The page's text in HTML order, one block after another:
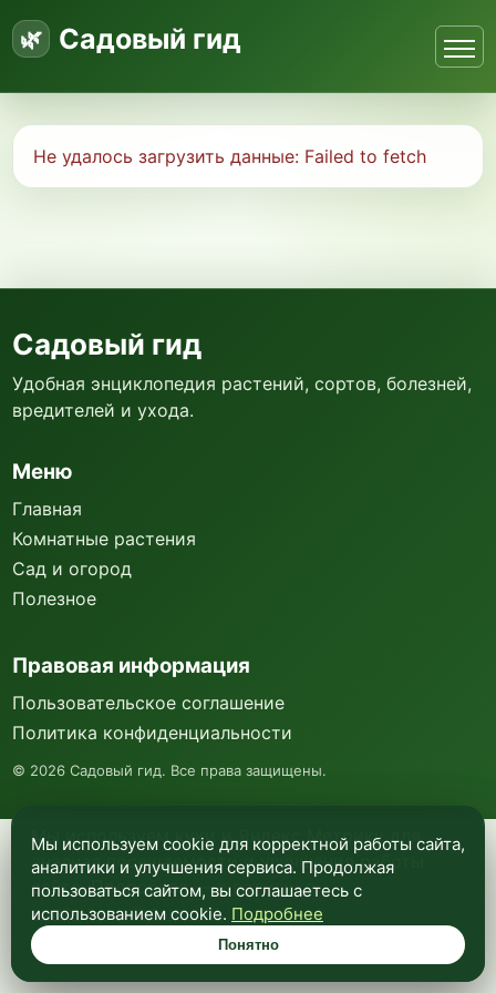
Садовый гид
Не удалось загрузить данные: Failed to fetch
Мы используем куки и Яндекс Метрику для
анализа посещаемости и улучшения работы
сайта. Подробнее —в политике
конфиденциальности.
Понятно
Садовый гид
Удобная энциклопедия растений, сортов, болезней,
вредителей и ухода.
Меню
Главная
Комнатные растения
Сад и огород
Полезное
Правовая информация
Пользовательское соглашение
Политика конфиденциальности
© 2026 Садовый гид. Все права защищены.
Мы используем cookie для корректной работы сайта,
аналитики и улучшения сервиса. Продолжая
пользоваться сайтом, вы соглашаетесь с
использованием cookie. Подробнее
Понятно